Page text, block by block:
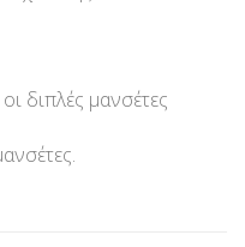
διπλές μανσέτες